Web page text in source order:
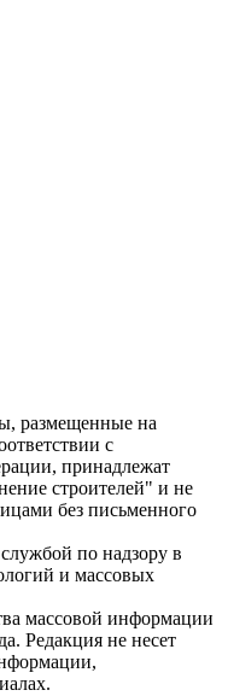
размещенные на
с
принадлежат
строителей" и не
без письменного
по надзору в
и массовых
массовой информации
Редакция не несет